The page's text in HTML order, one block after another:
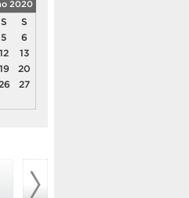
2020
S
S
5
6
12
13
19
20
27